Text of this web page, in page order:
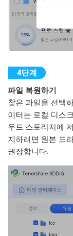
파일 복원하기
찾은 파일을 선택
이터는 로컬 디스
우드 스토리지에
지하려면 원본 드
권장합니다.